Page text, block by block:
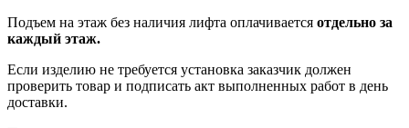
Подъем на этаж без наличия лифта оплачивается отдельно за
каждый этаж.
Если изделию не требуется установка заказчик должен
проверить товар и подписать акт выполненных работ в день
доставки.